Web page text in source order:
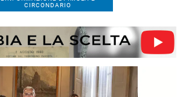
CIRCONDARIO